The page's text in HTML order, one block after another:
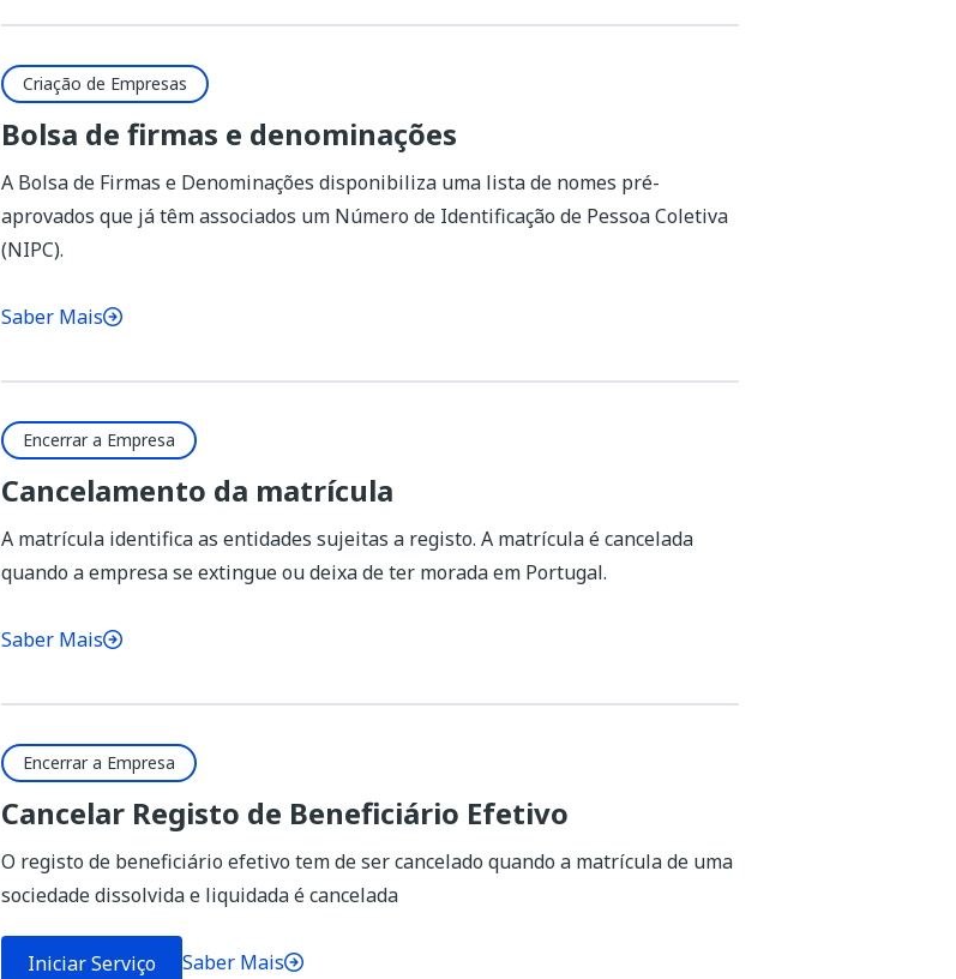
Criação de Empresas
Bolsa de firmas e denominações
A Bolsa de Firmas e Denominações disponibiliza uma lista de nomes pré-
aprovados que já têm associados um Número de Identificação de Pessoa Coletiva
(NIPC).
Saber Mais
Encerrar a Empresa
Cancelamento da matrícula
A matrícula identifica as entidades sujeitas a registo. A matrícula é cancelada
quando a empresa se extingue ou deixa de ter morada em Portugal.
Saber Mais
Encerrar a Empresa
Cancelar Registo de Beneficiário Efetivo
O registo de beneficiário efetivo tem de ser cancelado quando a matrícula de uma
sociedade dissolvida e liquidada é cancelada
Iniciar Serviço Saber Mais